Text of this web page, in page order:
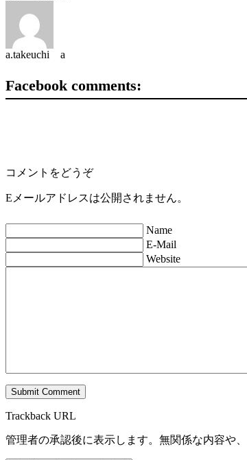
a.takeuchi a
Facebook comments:
コメントをどうぞ
Eメールアドレスは公開されません。
Name
E-Mail
Website
Trackback URL
管理者の承認後に表示します。無関係な内容や